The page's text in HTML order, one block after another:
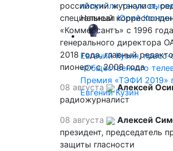
получили такую
НаписалЮрий Костин
Евгений Кузин,
«Общественного
Премия «ТЭФИ 2019»
Евгений Кузин
российский журналист,
специальный
«Коммерсантъ» с 1996
генерального директора
2018 года, главный
пионер» с 2008 года
08 августа
Алексей
радиожурналист
08 августа
Алексей
президент, председатель
защиты гласности